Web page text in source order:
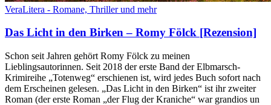
VeraLitera - Romane, Thriller und mehr
Das Licht in den Birken – Romy Fölck [Rezension]
Schon seit Jahren gehört Romy Fölck zu meinen
Lieblingsautorinnen. Seit 2018 der erste Band der Elbmarsch-
Krimireihe „Totenweg“ erschienen ist, wird jedes Buch sofort nach
dem Erscheinen gelesen. „Das Licht in den Birken“ ist ihr zweiter
Roman (der erste Roman „der Flug der Kraniche“ war grandios un